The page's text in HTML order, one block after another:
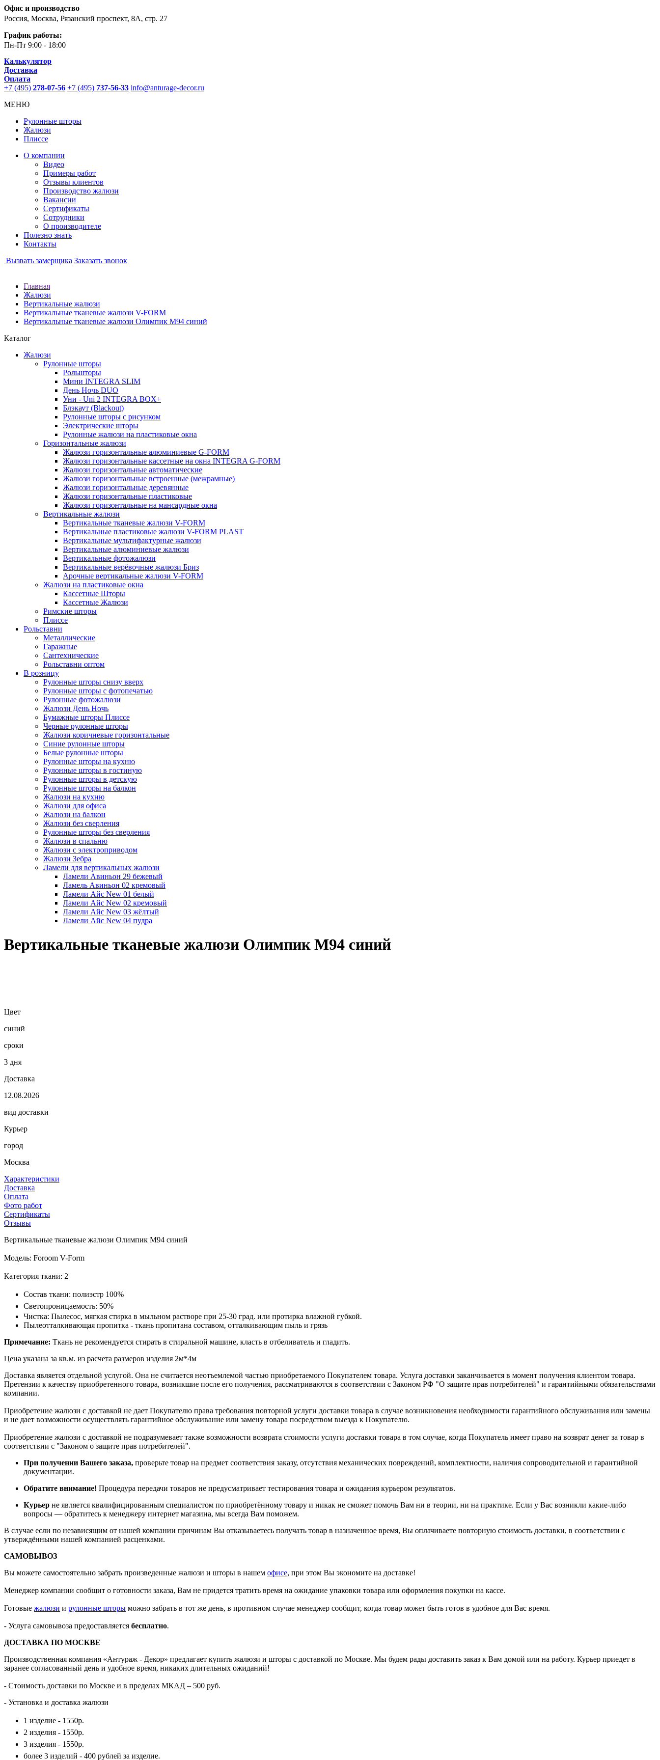
Офис и производство
Россия, Москва, Рязанский проспект, 8А, стр. 27
График работы:
Пн-Пт 9:00 - 18:00
Калькулятор
Доставка
Оплата
+7 (495) 278-07-56 +7 (495) 737-56-33 info@anturage-decor.ru
МЕНЮ
Рулонные шторы
Жалюзи
Плиссе
О компании
Видео
Примеры работ
Отзывы клиентов
Производство жалюзи
Вакансии
Сертификаты
Сотрудники
О производителе
Полезно знать
Контакты
Вызвать замерщика Заказать звонок
Главная
Жалюзи
Вертикальные жалюзи
Вертикальные тканевые жалюзи V-FORM
Вертикальные тканевые жалюзи Олимпик М94 синий
Каталог
Жалюзи
Рулонные шторы
Рольшторы
Мини INTEGRA SLIM
День Ночь DUO
Уни - Uni 2 INTEGRA BOX+
Блэкаут (Blackout)
Рулонные шторы с рисунком
Электрические шторы
Рулонные жалюзи на пластиковые окна
Горизонтальные жалюзи
Жалюзи горизонтальные алюминиевые G-FORM
Жалюзи горизонтальные кассетные на окна INTEGRA G-FORM
Жалюзи горизонтальные автоматические
Жалюзи горизонтальные встроенные (межрамные)
Жалюзи горизонтальные деревянные
Жалюзи горизонтальные пластиковые
Жалюзи горизонтальные на мансардные окна
Вертикальные жалюзи
Вертикальные тканевые жалюзи V-FORM
Вертикальные пластиковые жалюзи V-FORM PLAST
Вертикальные мультифактурные жалюзи
Вертикальные алюминиевые жалюзи
Вертикальные фотожалюзи
Вертикальные верёвочные жалюзи Бриз
Арочные вертикальные жалюзи V-FORM
Жалюзи на пластиковые окна
Кассетные Шторы
Кассетные Жалюзи
Римские шторы
Плиссе
Рольставни
Металлические
Гаражные
Сантехнические
Рольставни оптом
В розницу
Рулонные шторы снизу вверх
Рулонные шторы с фотопечатью
Рулонные фотожалюзи
Жалюзи День Ночь
Бумажные шторы Плиссе
Черные рулонные шторы
Жалюзи коричневые горизонтальные
Синие рулонные шторы
Белые рулонные шторы
Рулонные шторы на кухню
Рулонные шторы в гостиную
Рулонные шторы в детскую
Рулонные шторы на балкон
Жалюзи на кухню
Жалюзи для офиса
Жалюзи на балкон
Жалюзи без сверления
Рулонные шторы без сверления
Жалюзи в спальню
Жалюзи с электроприводом
Жалюзи Зебра
Ламели для вертикальных жалюзи
Ламели Авиньон 29 бежевый
Ламель Авиньон 02 кремовый
Ламели Айс New 01 белый
Ламели Айс New 02 кремовый
Ламели Айс New 03 жёлтый
Ламели Айс New 04 пудра
Вертикальные тканевые жалюзи Олимпик М94 синий
Цвет
синий
сроки
3 дня
Доставка
12.08.2026
вид доставки
Курьер
город
Москва
Характеристики
Доставка
Оплата
Фото работ
Сертификаты
Отзывы
Вертикальные тканевые жалюзи Олимпик М94 синий
Модель: Foroom V-Form
Категория ткани: 2
Состав ткани: полиэстр 100%
Светопроницаемость: 50%
Чистка: Пылесос, мягкая стирка в мыльном растворе при 25-30 град. или протирка влажной губкой.
Пылеотталкивающая пропитка - ткань пропитана составом, отталкивающим пыль и грязь
Примечание: Ткань не рекомендуется стирать в стиральной машине, класть в отбеливатель и гладить.
Цена указана за кв.м. из расчета размеров изделия 2м*4м
Доставка является отдельной услугой. Она не считается неотъемлемой частью приобретаемого Покупателем товара. Услуга доставки заканчивается в момент получения клиентом товара.
Претензии к качеству приобретенного товара, возникшие после его получения, рассматриваются в соответствии с Законом РФ "О защите прав потребителей" и гарантийными обязательствами
компании.
Приобретение жалюзи с доставкой не дает Покупателю права требования повторной услуги доставки товара в случае возникновения необходимости гарантийного обслуживания или замены
и не дает возможности осуществлять гарантийное обслуживание или замену товара посредством выезда к Покупателю.
Приобретение жалюзи с доставкой не подразумевает также возможности возврата стоимости услуги доставки товара в том случае, когда Покупатель имеет право на возврат денег за товар в
соответствии с "Законом о защите прав потребителей".
При получении Вашего заказа, проверьте товар на предмет соответствия заказу, отсутствия механических повреждений, комплектности, наличия сопроводительной и гарантийной
документации.
Обратите внимание! Процедура передачи товаров не предусматривает тестирования товара и ожидания курьером результатов.
Курьер не является квалифицированным специалистом по приобретённому товару и никак не сможет помочь Вам ни в теории, ни на практике. Если у Вас возникли какие-либо
вопросы — обратитесь к менеджеру интернет магазина, мы всегда Вам поможем.
В случае если по независящим от нашей компании причинам Вы отказываетесь получать товар в назначенное время, Вы оплачиваете повторную стоимость доставки, в соответствии с
утверждёнными нашей компанией расценками.
САМОВЫВОЗ
Вы можете самостоятельно забрать произведенные жалюзи и шторы в нашем офисе, при этом Вы экономите на доставке!
Менеджер компании сообщит о готовности заказа, Вам не придется тратить время на ожидание упаковки товара или оформления покупки на кассе.
Готовые жалюзи и рулонные шторы можно забрать в тот же день, в противном случае менеджер сообщит, когда товар может быть готов в удобное для Вас время.
- Услуга самовывоза предоставляется бесплатно.
ДОСТАВКА ПО МОСКВЕ
Производственная компания «Антураж - Декор» предлагает купить жалюзи и шторы с доставкой по Москве. Мы будем рады доставить заказ к Вам домой или на работу. Курьер приедет в
заранее согласованный день и удобное время, никаких длительных ожиданий!
- Стоимость доставки по Москве и в пределах МКАД – 500 руб.
- Установка и доставка жалюзи
1 изделие - 1550р.
2 изделия - 1550р.
3 изделия - 1550р.
более 3 изделий - 400 рублей за изделие.